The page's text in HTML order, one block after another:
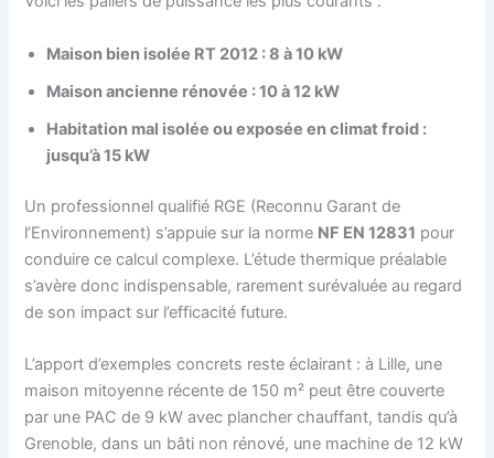
Maison bien isolée RT 2012 : 8 à 10 kW
Maison ancienne rénovée : 10 à 12 kW
Habitation mal isolée ou exposée en climat froid :
jusqu’à 15 kW
Un professionnel qualifié RGE (Reconnu Garant de
l’Environnement) s’appuie sur la norme NF EN 12831 pour
conduire ce calcul complexe. L’étude thermique préalable
s’avère donc indispensable, rarement surévaluée au regard
de son impact sur l’efficacité future.
L’apport d’exemples concrets reste éclairant : à Lille, une
maison mitoyenne récente de 150 m² peut être couverte
par une PAC de 9 kW avec plancher chauffant, tandis qu’à
Grenoble, dans un bâti non rénové, une machine de 12 kW